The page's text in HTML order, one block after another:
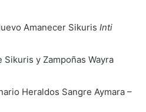
Amanecer Sikuris Inti
y Zampoñas Wayra
Heraldos Sangre Aymara –